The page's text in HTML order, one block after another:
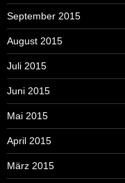
September 2015
August 2015
Juli 2015
Juni 2015
Mai 2015
April 2015
März 2015